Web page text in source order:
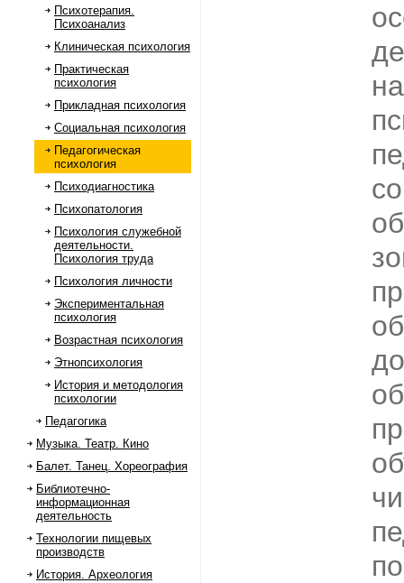
Психотерапия.
Психоанализ
Клиническая психология
Практическая
психология
Прикладная психология
Социальная психология
Педагогическая
психология
Психодиагностика
Психопатология
Психология служебной
деятельности.
Психология труда
Психология личности
Экспериментальная
психология
Возрастная психология
Этнопсихология
История и методология
психологии
Педагогика
Музыка. Театр. Кино
Балет. Танец. Хореография
Библиотечно-
информационная
деятельность
Технологии пищевых
производств
История. Археология